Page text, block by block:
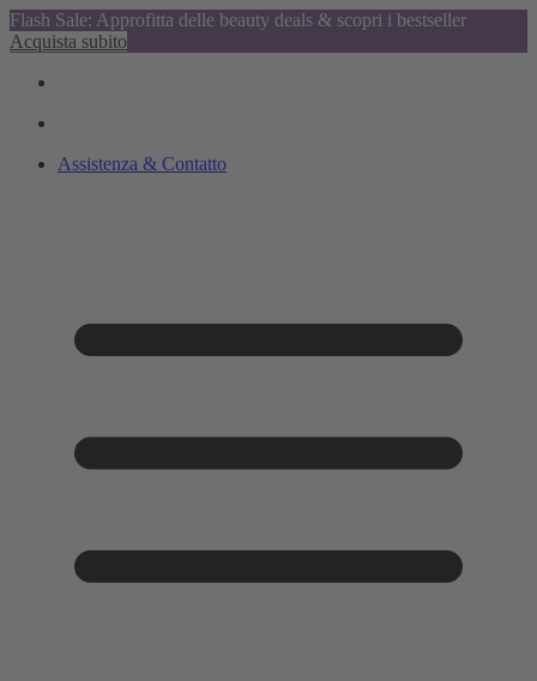
Flash Sale: Approfitta delle beauty deals & scopri i bestseller
Acquista subito
Assistenza & Contatto